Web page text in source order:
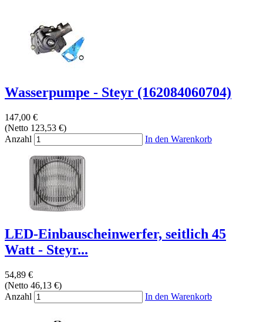
Wasserpumpe - Steyr (162084060704)
147,00 €
(Netto 123,53 €)
Anzahl
In den Warenkorb
LED-Einbauscheinwerfer, seitlich 45
Watt - Steyr...
54,89 €
(Netto 46,13 €)
Anzahl
In den Warenkorb